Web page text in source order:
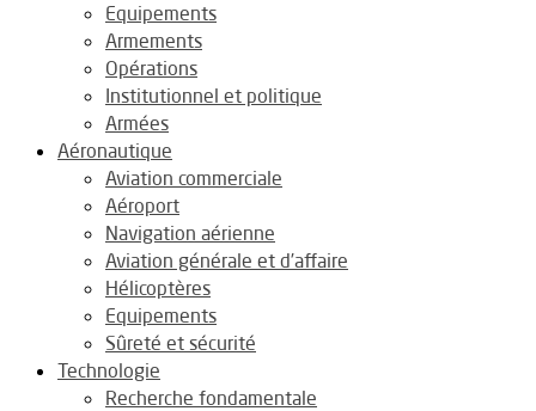
Equipements
Armements
Opérations
Institutionnel et politique
Armées
Aéronautique
Aviation commerciale
Aéroport
Navigation aérienne
Aviation générale et d’affaire
Hélicoptères
Equipements
Sûreté et sécurité
Technologie
Recherche fondamentale